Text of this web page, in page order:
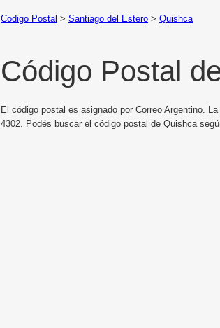
Codigo Postal > Santiago del Estero > Quishca
Código Postal
El código postal es asignado por Correo Argentino.
4302. Podés buscar el código postal de Quishca